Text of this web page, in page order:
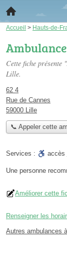
Accueil > Hauts-de-
Cette fiche présente
Lille.
62 4
Rue de Cannes
59000 Lille
📞 Appeler cette
Services : accès
Une personne
Améliorer cette
Renseigner les
Autres ambulances